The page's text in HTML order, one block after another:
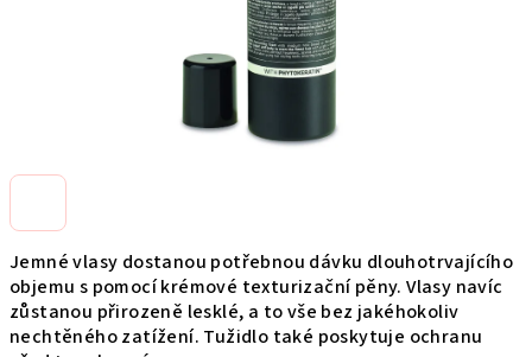
Jemné vlasy dostanou potřebnou dávku dlouhotrvajícího
objemu s pomocí krémové texturizační pěny. Vlasy navíc
zůstanou přirozeně lesklé, a to vše bez jakéhokoliv
nechtěného zatížení. Tužidlo také poskytuje ochranu